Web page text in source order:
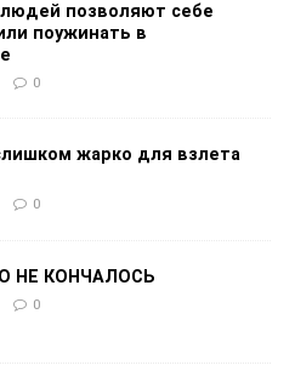
позволяют себе
поужинать в
0
жарко для взлета
0
НЕ КОНЧАЛОСЬ
0